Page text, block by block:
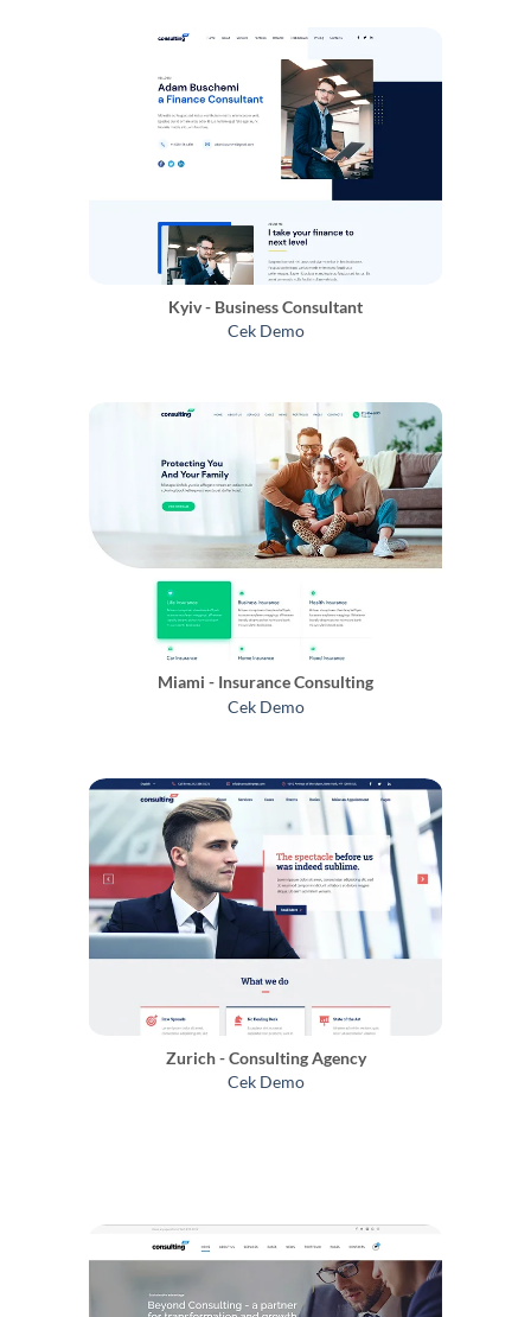
Kyiv - Business Consultant
Cek Demo
Miami - Insurance Consulting
Cek Demo
Zurich - Consulting Agency
Cek Demo